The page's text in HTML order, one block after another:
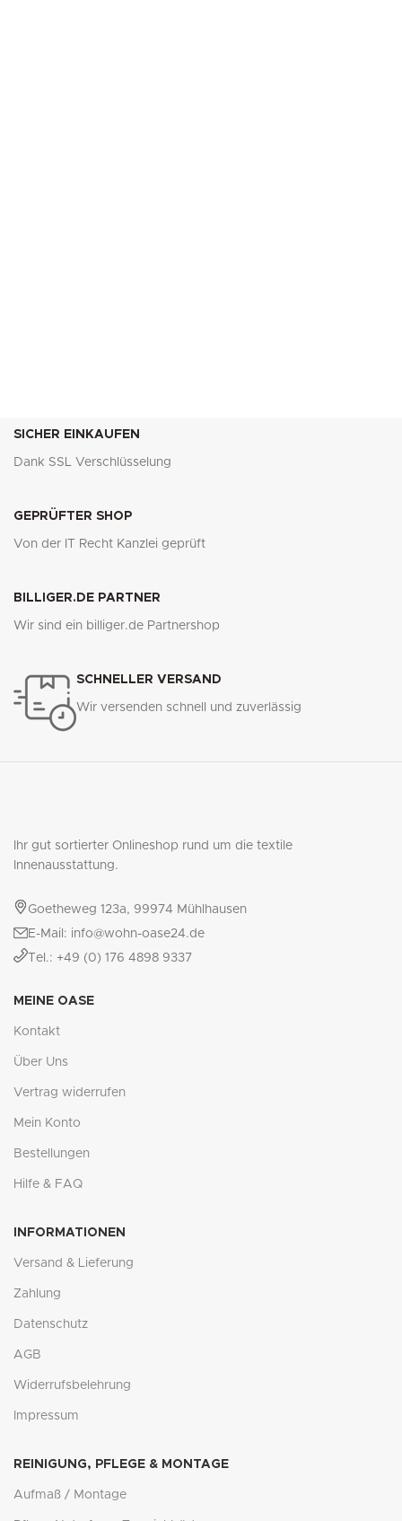
SICHER EINKAUFEN
Dank SSL Verschlüsselung
GEPRÜFTER SHOP
Von der IT Recht Kanzlei geprüft
BILLIGER.DE PARTNER
Wir sind ein billiger.de Partnershop
SCHNELLER VERSAND
Wir versenden schnell und zuverlässig
Ihr gut sortierter Onlineshop rund um die textile
Innenausstattung.
Goetheweg 123a, 99974 Mühlhausen
E-Mail: info@wohn-oase24.de
Tel.: +49 (0) 176 4898 9337
MEINE OASE
Kontakt
Über Uns
Vertrag widerrufen
Mein Konto
Bestellungen
Hilfe & FAQ
INFORMATIONEN
Versand & Lieferung
Zahlung
Datenschutz
AGB
Widerrufsbelehrung
Impressum
REINIGUNG, PFLEGE & MONTAGE
Aufmaß / Montage